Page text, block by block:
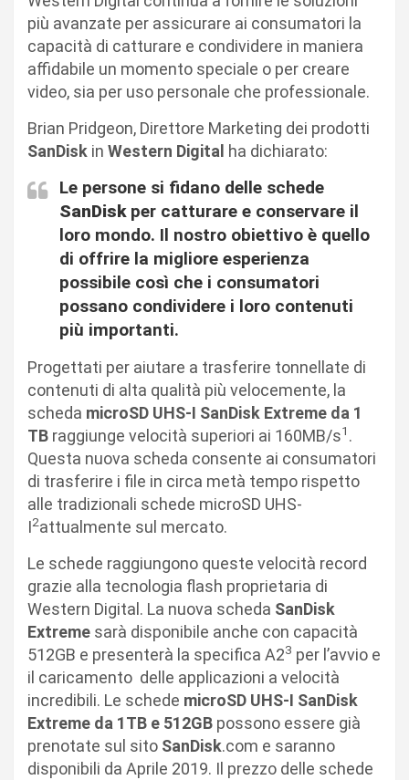
più avanzate per assicurare ai consumatori la
capacità di catturare e condividere in maniera
affidabile un momento speciale o per creare
video, sia per uso personale che professionale.
Brian Pridgeon, Direttore Marketing dei prodotti
SanDisk in Western Digital ha dichiarato:
Le persone si fidano delle schede
SanDiskper catturare e conservare il
loro mondo. Il nostro obiettivo è quello
di offrire la migliore esperienza
possibile così che i consumatori
possano condividere i loro contenuti
più importanti.
Progettati per aiutare a trasferire tonnellate di
contenuti di alta qualità più velocemente, la
scheda microSD UHS-I SanDisk Extreme da 1
TB raggiunge velocità superiori ai 160MB/s1 .
Questa nuova scheda consente ai consumatori
di trasferire i file in circa metà tempo rispetto
alle tradizionali schede microSD UHS-
I2attualmente sul mercato.
Le schede raggiungono queste velocità record
grazie alla tecnologia flash proprietaria di
Western Digital. La nuova scheda SanDisk
Extreme sarà disponibile anche con capacità
512GB e presenterà la specifica A23 per l’avvio e
il caricamento delle applicazioni a velocità
incredibili. Le schede microSD UHS-I SanDisk
Extreme da 1TB e 512GB possono essere già
prenotate sul sito SanDisk.com e saranno
disponibili da Aprile 2019. Il prezzo delle schede